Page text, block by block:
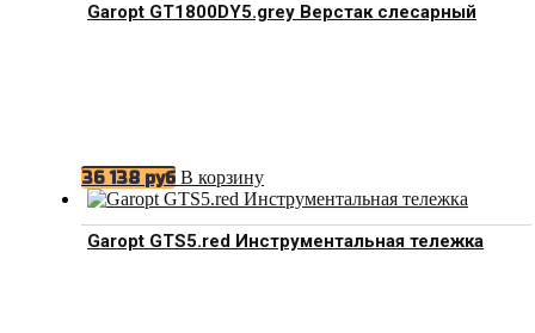
Garopt GT1800DY5.grey Верстак слесарный
36 138 руб В корзину
Garopt GTS5.red Инструментальная тележка